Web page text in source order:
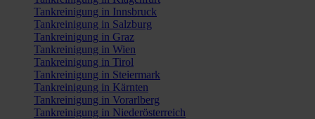
Tankreinigung in Innsbruck
Tankreinigung in Salzburg
Tankreinigung in Graz
Tankreinigung in Wien
Tankreinigung in Tirol
Tankreinigung in Steiermark
Tankreinigung in Kärnten
Tankreinigung in Vorarlberg
Tankreinigung in Niederösterreich